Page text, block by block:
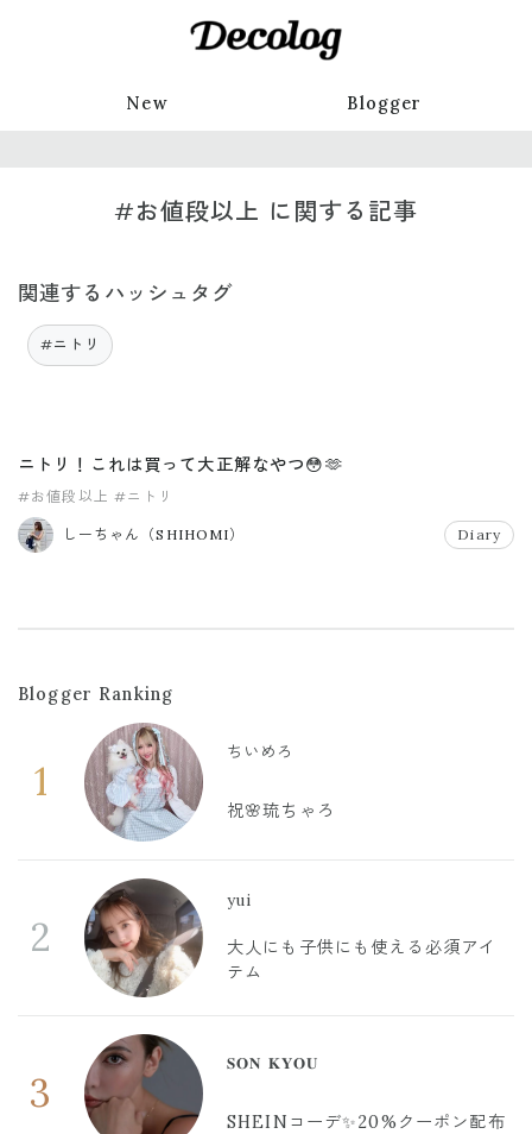
New Blogger
#お値段以上 に関する記事
関連するハッシュタグ
#ニトリ
ニトリ！これは買って大正解なやつ😳🫶
#お値段以上 #ニトリ
しーちゃん（SHIHOMI） Diary
Blogger Ranking
1
ちいめろ
祝🌸琉ちゃろ
2
yui
大人にも子供にも使える必須アイ
テム
3
𝐒𝐎𝐍 𝐊𝐘𝐎𝐔
SHEINコーデ✨20%クーポン配布